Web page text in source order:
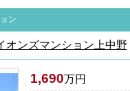
ン
オンズマンション上中野
1,690万円